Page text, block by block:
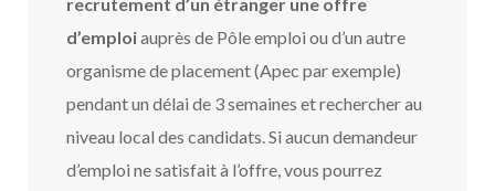
d’emploiauprès de Pôle emploi ou d’un autre
organisme de placement (Apec par exemple)
pendant un délai de 3 semaines et rechercher au
niveau local des candidats. Si aucun demandeur
d’emploi ne satisfait à l’offre, vous pourrez